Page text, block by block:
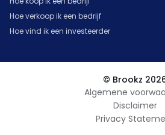
Hoe verkoop ik een bedrijf
Hoe vind ik een investeerder
© Brookz
Algemene
Disclaimer
Privacy